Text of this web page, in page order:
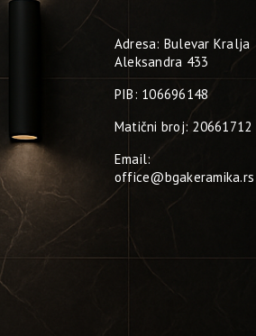
Adresa: Bulevar Kralja
Aleksandra 433
PIB: 106696148
Matični broj: 20661712
Email:
office@bgakeramika.rs